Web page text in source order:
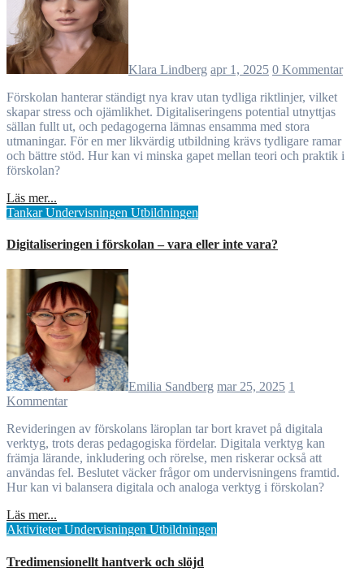
Klara Lindberg apr 1, 2025 0 Kommentar
Förskolan hanterar ständigt nya krav utan tydliga riktlinjer, vilket
skapar stress och ojämlikhet. Digitaliseringens potential utnyttjas
sällan fullt ut, och pedagogerna lämnas ensamma med stora
utmaningar. För en mer likvärdig utbildning krävs tydligare ramar
och bättre stöd. Hur kan vi minska gapet mellan teori och praktik i
förskolan?
Läs mer...
TankarUndervisningen Utbildningen
Digitaliseringen i förskolan – vara eller inte vara?
Emilia Sandberg mar 25, 2025 1
Kommentar
Revideringen av förskolans läroplan tar bort kravet på digitala
verktyg, trots deras pedagogiska fördelar. Digitala verktyg kan
främja lärande, inkludering och rörelse, men riskerar också att
användas fel. Beslutet väcker frågor om undervisningens framtid.
Hur kan vi balansera digitala och analoga verktyg i förskolan?
Läs mer...
AktiviteterUndervisningen Utbildningen
Tredimensionellt hantverk och slöjd